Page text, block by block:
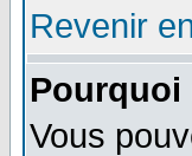
Revenir
Pourquoi
Vous